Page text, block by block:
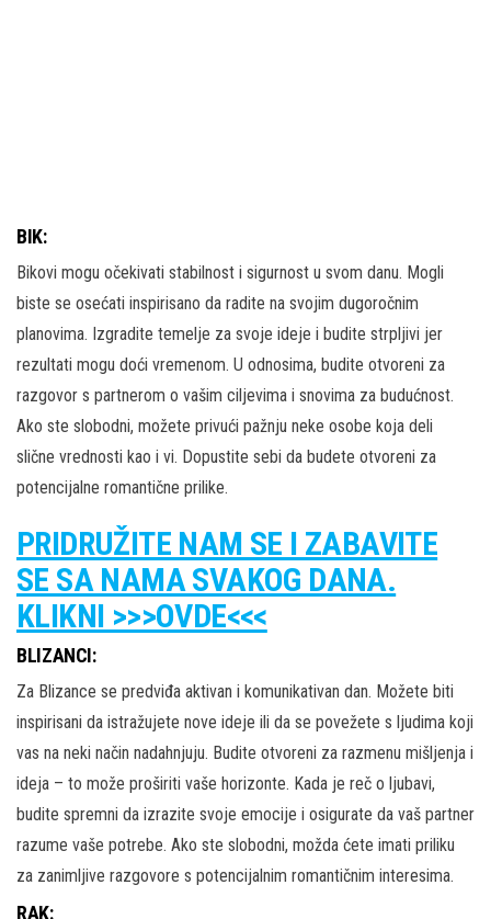
BIK:
Bikovi mogu očekivati stabilnost i sigurnost u svom danu. Mogli
biste se osećati inspirisano da radite na svojim dugoročnim
planovima. Izgradite temelje za svoje ideje i budite strpljivi jer
rezultati mogu doći vremenom. U odnosima, budite otvoreni za
razgovor s partnerom o vašim ciljevima i snovima za budućnost.
Ako ste slobodni, možete privući pažnju neke osobe koja deli
slične vrednosti kao i vi. Dopustite sebi da budete otvoreni za
potencijalne romantične prilike.
PRIDRUŽITE NAM SE I ZABAVITE
SE SA NAMA SVAKOG DANA.
KLIKNI >>>OVDE<<<
BLIZANCI:
Za Blizance se predviđa aktivan i komunikativan dan. Možete biti
inspirisani da istražujete nove ideje ili da se povežete s ljudima koji
vas na neki način nadahnjuju. Budite otvoreni za razmenu mišljenja i
ideja – to može proširiti vaše horizonte. Kada je reč o ljubavi,
budite spremni da izrazite svoje emocije i osigurate da vaš partner
razume vaše potrebe. Ako ste slobodni, možda ćete imati priliku
za zanimljive razgovore s potencijalnim romantičnim interesima.
RAK: